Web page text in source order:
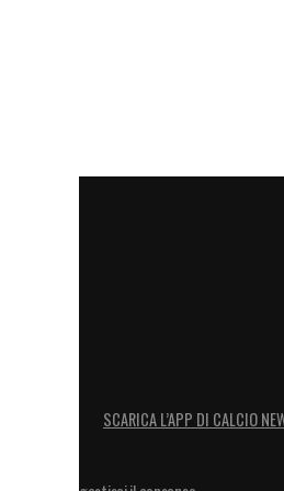
LA PLAYLIST
SCARICA L’APP DI CALCIO